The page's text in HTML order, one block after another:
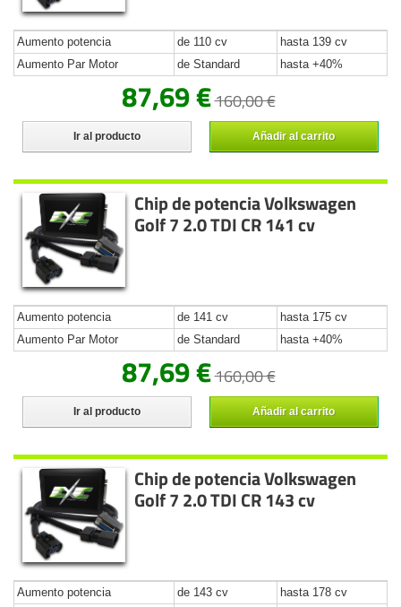
Aumento potencia de 110 cv
hasta 139 cv
Aumento Par Motor
de Standard hasta +40%
87,69 €160,00 €
Ir al producto Añadir al carrito
Chip de potencia Volkswagen
Golf 7 2.0 TDI CR 141 cv
Aumento potencia de 141 cv
hasta 175 cv
Aumento Par Motor
de Standard hasta +40%
87,69 €160,00 €
Ir al producto Añadir al carrito
Chip de potencia Volkswagen
Golf 7 2.0 TDI CR 143 cv
Aumento potencia de 143 cv
hasta 178 cv